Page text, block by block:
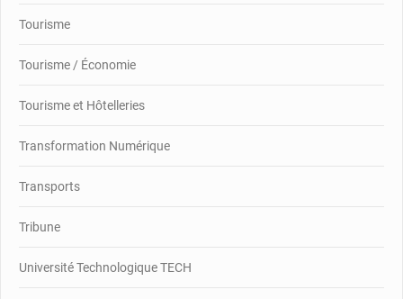
Tourisme
Tourisme / Économie
Tourisme et Hôtelleries
Transformation Numérique
Transports
Tribune
Université Technologique TECH